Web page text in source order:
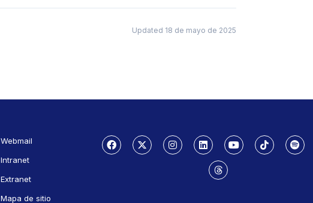
Updated 18 de mayo de 2025
Webmail
Intranet
Extranet
Mapa de sitio